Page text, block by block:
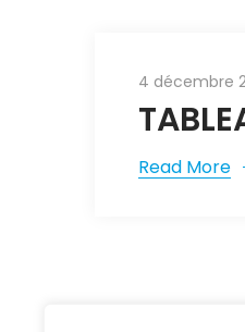
4 décembre
Read More